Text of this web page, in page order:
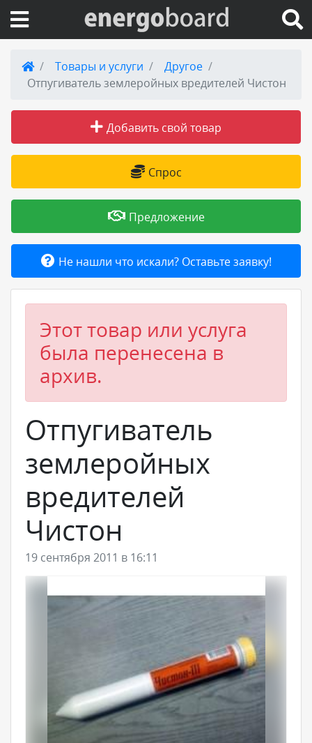
Вход на сайт
Публикации
Товары и услуги
Добавить товар или услугу
Товары и услуги
Другое
Отпугиватель землеройных вредителей Чистон
Добавить свой товар
Спрос
Предложение
Не нашли что искали? Оставьте заявку!
Этот товар или услуга
была перенесена в
архив.
Отпугиватель
землеройных
вредителей
Чистон
19 сентября 2011 в 16:11